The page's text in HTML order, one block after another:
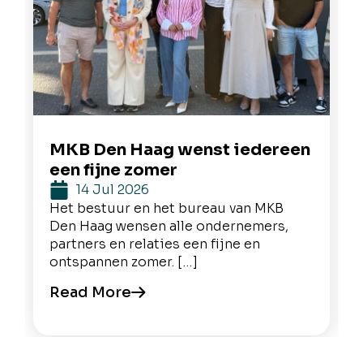
MKB Den Haag wenst iedereen
een fijne zomer
14 Jul 2026
Het bestuur en het bureau van MKB
Den Haag wensen alle ondernemers,
partners en relaties een fijne en
ontspannen zomer. […]
Read More